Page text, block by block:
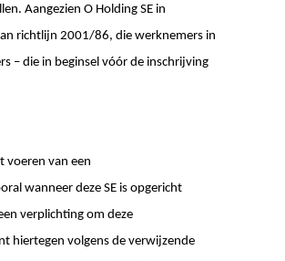
Aangezien O Holding SE in
richtlijn 2001/86, die werknemers in
– die in beginsel vóór de inschrijving
voeren van een
wanneer deze SE is opgericht
verplichting om deze
hiertegen volgens de verwijzende